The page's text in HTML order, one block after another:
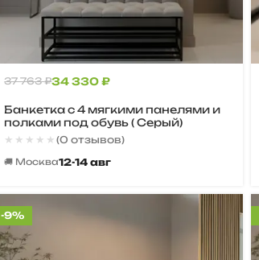
Банкетка с 4 мягкими панелями и
полками под обувь ( Серый)
37 763₽34 330₽
★★★★★
★★★★★(0 отзывов)
🚚 Москва12-14 авг
-9%